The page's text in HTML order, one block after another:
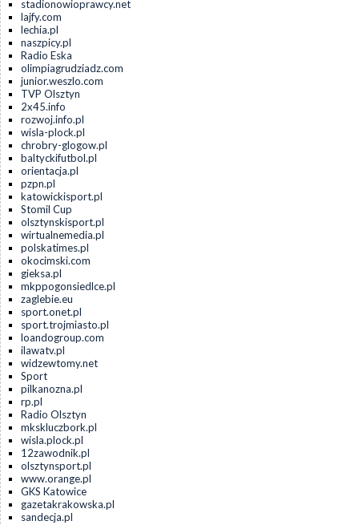
stadionowioprawcy.net
lajfy.com
lechia.pl
naszpicy.pl
Radio Eska
olimpiagrudziadz.com
junior.weszlo.com
TVP Olsztyn
2x45.info
rozwoj.info.pl
wisla-plock.pl
chrobry-glogow.pl
baltyckifutbol.pl
orientacja.pl
pzpn.pl
katowickisport.pl
Stomil Cup
olsztynskisport.pl
wirtualnemedia.pl
polskatimes.pl
okocimski.com
gieksa.pl
mkppogonsiedlce.pl
zaglebie.eu
sport.onet.pl
sport.trojmiasto.pl
loandogroup.com
ilawatv.pl
widzewtomy.net
Sport
pilkanozna.pl
rp.pl
Radio Olsztyn
mkskluczbork.pl
wisla.plock.pl
12zawodnik.pl
olsztynsport.pl
www.orange.pl
GKS Katowice
gazetakrakowska.pl
sandecja.pl